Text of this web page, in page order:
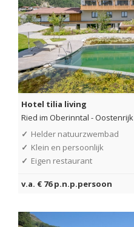
Hotel tilia living
Ried im Oberinntal -Oostenrijk
✓ Helder natuurzwembad
✓ Klein en persoonlijk
✓ Eigen restaurant
v.a. € 76 p.n.p.persoon